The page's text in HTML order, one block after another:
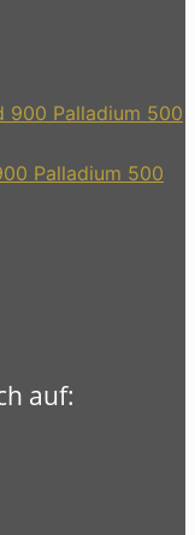
Palladium 500
auf: